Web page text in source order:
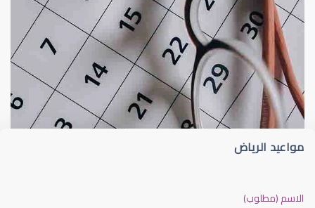
أخصائيون بصريات
أخصائي بصريات
مواعيد الرياض
الاسم (مطلوب)